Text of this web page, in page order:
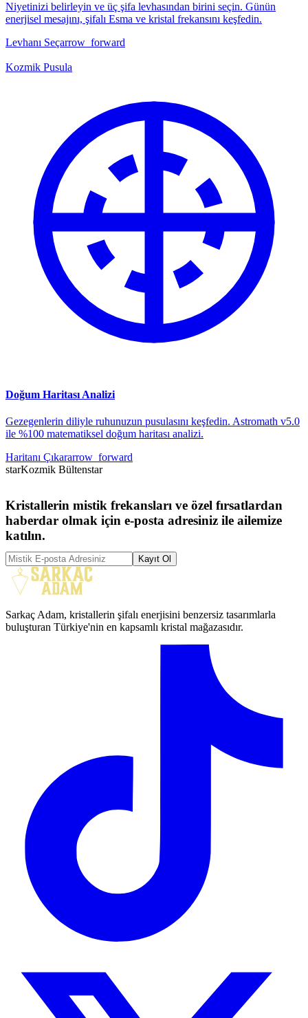
Niyetinizi belirleyin ve üç şifa levhasından birini seçin. Günün
enerjisel mesajını, şifalı Esma ve kristal frekansını keşfedin.
Levhanı Seçarrow_forward
Kozmik Pusula
Doğum Haritası Analizi
Gezegenlerin diliyle ruhunuzun pusulasını keşfedin. Astromath v5.0
ile %100 matematiksel doğum haritası analizi.
Haritanı Çıkararrow_forward
starKozmik Bültenstar
Kristallerin mistik frekansları ve özel fırsatlardan
haberdar olmak için e-posta adresiniz ile ailemize
katılın.
Kayıt Ol
Sarkaç Adam, kristallerin şifalı enerjisini benzersiz tasarımlarla
buluşturan Türkiye'nin en kapsamlı kristal mağazasıdır.